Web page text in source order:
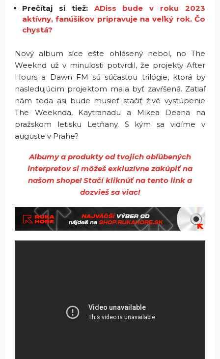
Prečítaj si tiež: ADiss bude v roku 2023
aktívny, fanúšikov pripravuje na veľký rok. Čo
chystá?
Nový album síce ešte ohlásený nebol, no The
Weeknd už v minulosti potvrdil, že projekty After
Hours a Dawn FM sú súčasťou trilógie, ktorá by
nasledujúcim projektom mala byť zavŕšená. Zatiaľ
nám teda asi bude musieť stačiť živé vystúpenie
The Weeknda, Kaytranadu a Mikea Deana na
pražskom letisku Letňany. S kým sa vidíme v
auguste v Prahe?
Albumy a produkty od tvojich obľúbených
interpretov si môžeš exkluzívne zakúpiť na
našom shope! Stačí kliknúť na tento link a
dozvieš sa viac!